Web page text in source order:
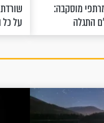
מוסקבה:
התגלה
על